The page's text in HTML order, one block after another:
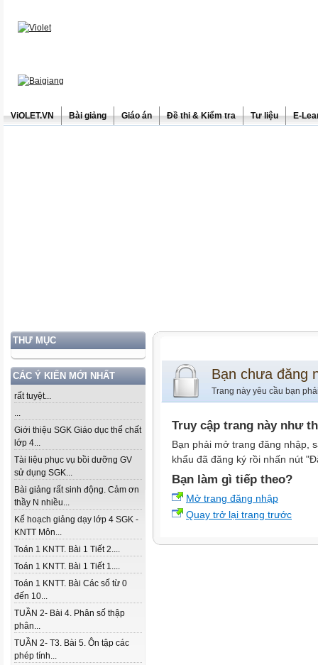
ViOLET.VN Bài giảng Giáo án Đề thi & Kiểm tra Tư liệu E-
THƯ MỤC
CÁC Ý KIẾN MỚI NHẤT
rất tuyệt...
...
Giới thiệu SGK Giáo dục thể chất
lớp 4...
Tài liệu phục vụ bồi dưỡng GV
sử dụng SGK...
Bài giảng rất sinh động. Cảm ơn
thầy N nhiều...
Kế hoạch giảng dạy lớp 4 SGK -
KNTT Môn...
Toán 1 KNTT. Bài 1 Tiết 2....
Toán 1 KNTT. Bài 1 Tiết 1....
Toán 1 KNTT. Bài Các số từ 0
đến 10...
TUẦN 2- Bài 4. Phân số thập
phân...
TUẦN 2- T3. Bài 5. Ôn tập các
phép tính...
Bạn chưa đăng
Trang này yêu cầu bạn
Truy cập trang này như
Bạn phải mở trang đăng nhập,
khẩu đã đăng ký rồi nhấn nút
Bạn làm gì tiếp theo?
Mở trang đăng nhập
Quay trở lại trang trước